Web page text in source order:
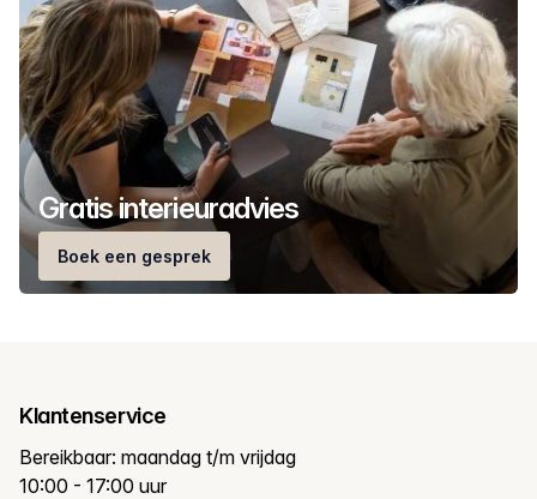
Gratis interieuradvies
Boek een gesprek
Klantenservice
Bereikbaar: maandag t/m vrijdag
10:00 - 17:00 uur